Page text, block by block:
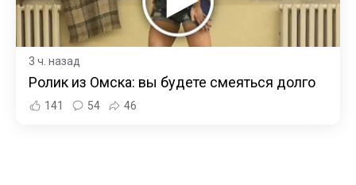
3 ч. назад
Ролик из Омска: вы будете смеяться долго
141 54 46